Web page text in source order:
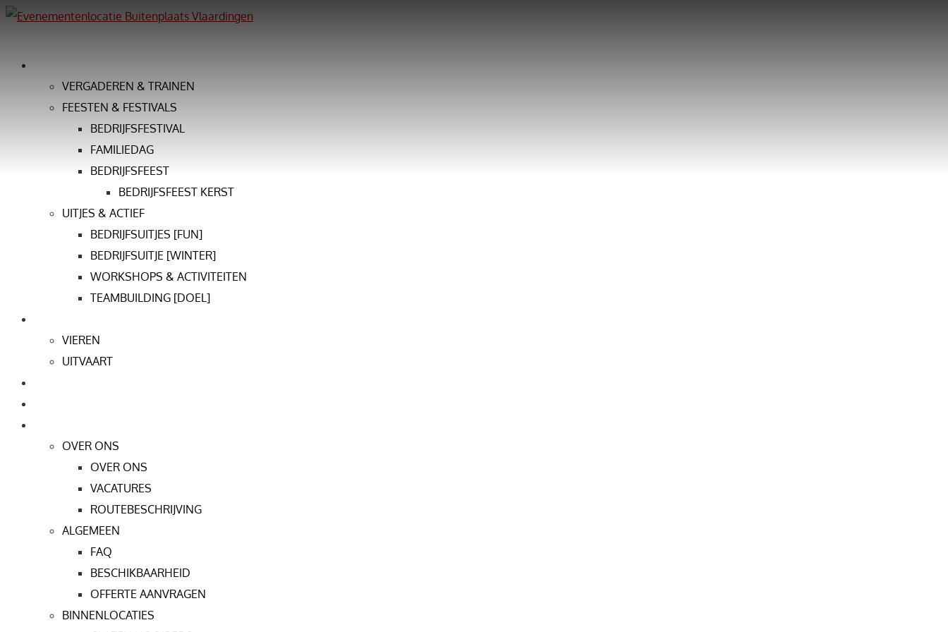
VERGADEREN & TRAINEN
FEESTEN & FESTIVALS
BEDRIJFSFESTIVAL
FAMILIEDAG
BEDRIJFSFEEST
BEDRIJFSFEEST KERST
UITJES & ACTIEF
BEDRIJFSUITJES [FUN]
BEDRIJFSUITJE [WINTER]
WORKSHOPS & ACTIVITEITEN
TEAMBUILDING [DOEL]
VIEREN
UITVAART
OVER ONS
OVER ONS
VACATURES
ROUTEBESCHRIJVING
ALGEMEEN
FAQ
BESCHIKBAARHEID
OFFERTE AANVRAGEN
BINNENLOCATIES